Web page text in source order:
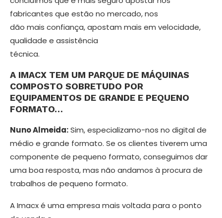
fabricantes que es­tão no mercado, nos
dão mais confiança, apostam mais em velocidade,
qualidade e assistência
técnica.
A IMACX TEM UM PARQUE DE MÁ­QUINAS
COMPOSTO SOBRETUDO POR
EQUIPAMENTOS DE GRANDE E PEQUENO
FORMATO…
Nuno Almeida:Sim, especializamo-nos no digital de
médio e grande formato. Se os clientes tiverem uma
componente de pequeno formato, conseguimos dar
uma boa resposta, mas não andamos à procura de
trabalhos de pequeno formato.
A Imacx é uma empresa mais volta­da para o ponto